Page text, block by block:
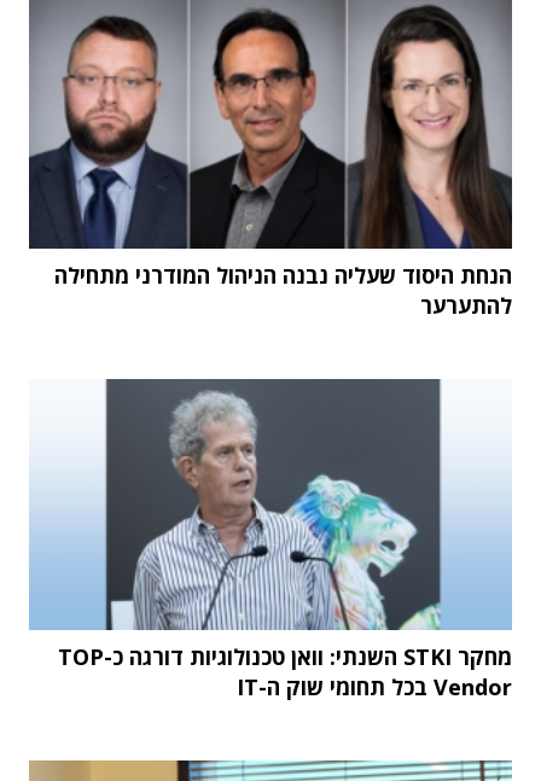
הנחת היסוד שעליה נבנה הניהול המודרני מתחילה
להתערער
מחקר STKI השנתי: וואן טכנולוגיות דורגה כ-TOP
Vendor בכל תחומי שוק ה-IT